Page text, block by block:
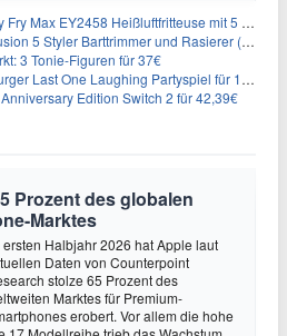
Max EY2458 Heißluftfritteuse mit 5 Litern für 64,99€
5 Styler Barttrimmer und Rasierer (All in One) für 16€
3 Tonie-Figuren für 37€
Last One Laughing Partyspiel für 14,04€
Edition Switch 2 für 42,39€
Prozent des globalen
Marktes
ersten Halbjahr 2026 hat Apple laut
Daten von Counterpoint
stolze 65 Prozent des
Marktes für Premium-
erobert. Vor allem die hohe